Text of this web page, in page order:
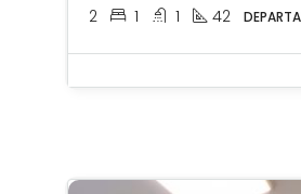
2 1 1 42